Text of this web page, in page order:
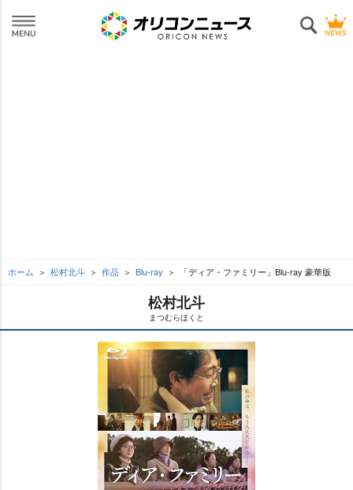
ホーム 松村北斗 作品 Blu-ray 「ディア・ファミリー」Blu-ray 豪華版
松村北斗
まつむらほくと